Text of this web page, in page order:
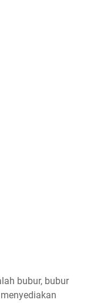
bubur, bubur